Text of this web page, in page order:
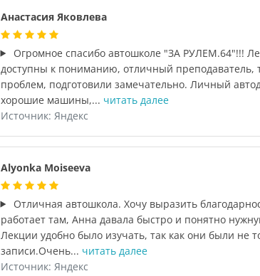
Анастасия Яковлева
Огромное спасибо автошколе "ЗА РУЛЕМ.64"!!!
доступны к пониманию, отличный преподаватель,
проблем, подготовили замечательно. Личный
хорошие машины,... читать далее
Источник: Яндекс
Alyonka Moiseeva
Отличная автошкола. Хочу выразить
работает там, Анна давала быстро и понятно
Лекции удобно было изучать, так как они были не
записи.Очень... читать далее
Источник: Яндекс